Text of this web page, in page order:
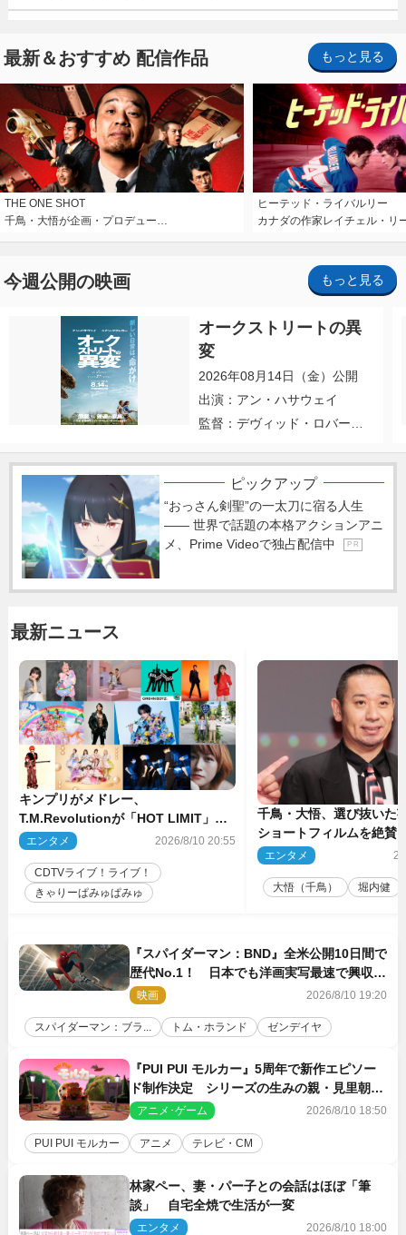
最新＆おすすめ 配信作品 もっと見る
THE ONE SHOT
千鳥・大悟が企画・プロデュー…
ヒーテッド・ライバルリー
カナダの作家レイチェル・リ
今週公開の映画 もっと見る
オークストリートの異
変
2026年08月14日（金）公開
出演：アン・ハサウェイ
監督：デヴィッド・ロバー
ピックアップ
“おっさん剣聖”の一太刀に宿る人生
―― 世界で話題の本格アクションアニ
メ、Prime Videoで独占配信中
P R
最新ニュース
キンプリがメドレー、
T.M.Revolutionが「HOT LIMIT」披
露 来週の『CDTVライブ！ライ
エンタメ 2026/8/10 20:55
CDTVライブ！ライブ！
きゃりーぱみゅぱみゅ
千鳥・大悟、選び抜いた
ショートフィルムを絶
話とか来るんじゃない？
エンタメ
大悟（千鳥） 堀内健
『スパイダーマン：BND』全米公開10日間で
歴代No.1！ 日本でも洋画実写最速で興収
30億円突破
映画 2026/8/10 19:20
スパイダーマン：ブラ... トム・ホランド ゼンデイヤ
『PUI PUI モルカー』5周年で新作エピソー
ド制作決定 シリーズの生みの親・見里朝希
監督が復帰
アニメ･ゲーム 2026/8/10 18:50
PUI PUI モルカー アニメ テレビ・CM
林家ペー、妻・パー子との会話はほぼ「筆
談」 自宅全焼で生活が一変
エンタメ 2026/8/10 18:00